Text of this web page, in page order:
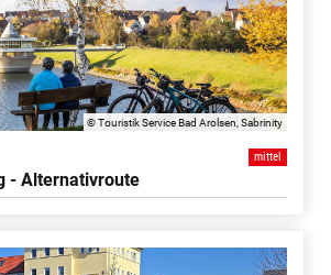
© Touristik Service Bad Arolsen, Sabrinity
mittel
- Alternativroute